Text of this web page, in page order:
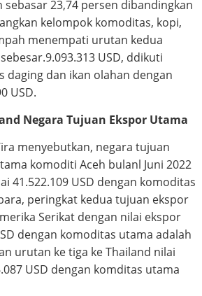
sebasar 23,74 persen dibandingkan
kelompok komoditas, kopi,
menempati urutan kedua
USD, ddikuti
daging dan ikan olahan dengan
USD.
Negara Tujuan Ekspor Utama
menyebutkan, negara tujuan
komoditi Aceh bulanl Juni 2022
41.522.109 USD dengan komoditas
peringkat kedua tujuan ekspor
Serikat dengan nilai ekspor
dengan komoditas utama adalah
urutan ke tiga ke Thailand nilai
USD dengan komditas utama